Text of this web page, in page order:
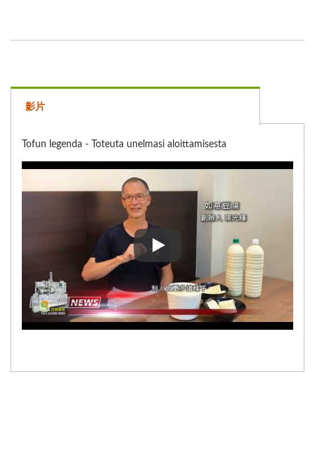
影片
Tofun legenda - Toteuta unelmasi aloittamisesta
Tofun legenda - Toteuta